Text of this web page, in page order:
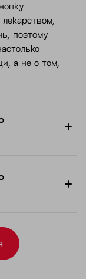
поэтому
а не о том,